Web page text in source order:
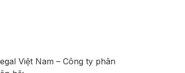
Việt Nam – Công ty phân